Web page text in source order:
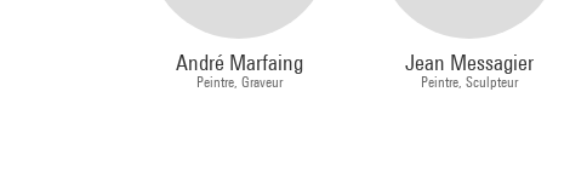
André Marfaing
Peintre, Graveur
Jean Messagier
Peintre, Sculpteur